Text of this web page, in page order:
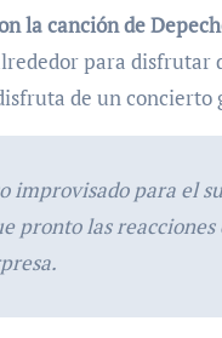
la canción de
para disfrutar
de un concierto
improvisado para el
pronto las